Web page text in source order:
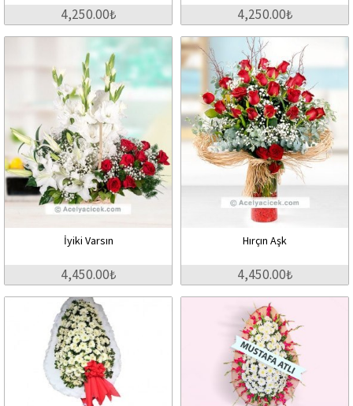
4,250.00₺ 4,250.00₺
İyiki Varsın
4,450.00₺
Hırçın Aşk
4,450.00₺